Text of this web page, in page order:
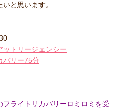
と思います。
ットリージェンシー
バリー75分
フライトリカバリーロミロミを受